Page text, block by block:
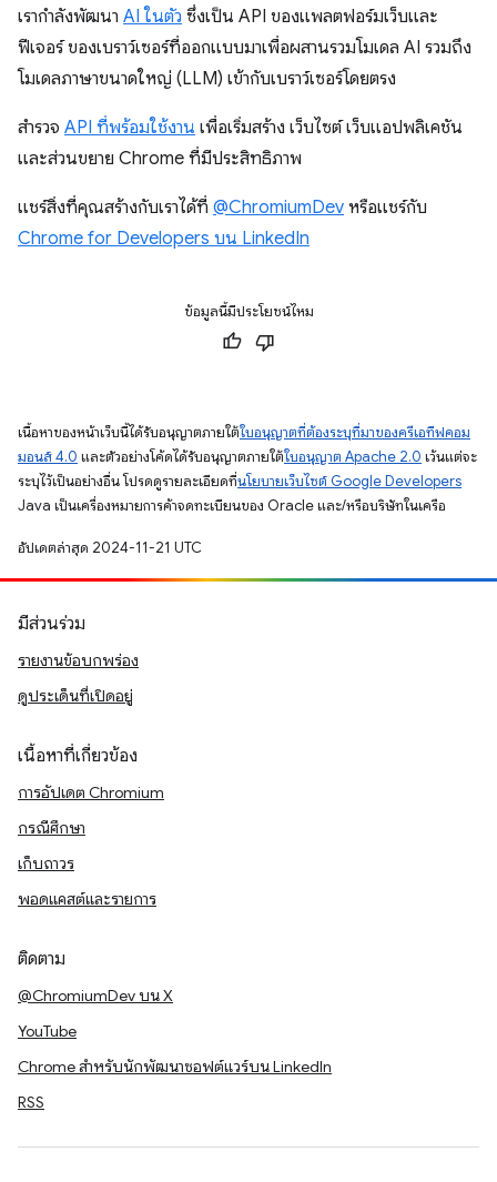
เรากำลังพัฒนา AI ในตัว ซึ่งเป็น API ของแพลตฟอร์มเว็บและ
ฟีเจอร์ ของเบราว์เซอร์ที่ออกแบบมาเพื่อผสานรวมโมเดล AI รวมถึง
โมเดลภาษาขนาดใหญ่ (LLM) เข้ากับเบราว์เซอร์โดยตรง
สำรวจ API ที่พร้อมใช้งาน เพื่อเริ่มสร้าง เว็บไซต์ เว็บแอปพลิเคชัน
และส่วนขยาย Chrome ที่มีประสิทธิภาพ
แชร์สิ่งที่คุณสร้างกับเราได้ที่ @ChromiumDev หรือแชร์กับ
Chrome for Developers บน LinkedIn
ข้อมูลนี้มีประโยชน์ไหม
เนื้อหาของหน้าเว็บนี้ได้รับอนุญาตภายใต้ใบอนุญาตที่ต้องระบุที่มาของครีเอทีฟคอม
มอนส์ 4.0 และตัวอย่างโค้ดได้รับอนุญาตภายใต้ใบอนุญาต Apache 2.0 เว้นแต่จะ
ระบุไว้เป็นอย่างอื่น โปรดดูรายละเอียดที่นโยบายเว็บไซต์ Google Developers
Java เป็นเครื่องหมายการค้าจดทะเบียนของ Oracle และ/หรือบริษัทในเครือ
อัปเดตล่าสุด 2024-11-21 UTC
มีส่วนร่วม
รายงานข้อบกพร่อง
ดูประเด็นที่เปิดอยู่
เนื้อหาที่เกี่ยวข้อง
การอัปเดต Chromium
กรณีศึกษา
เก็บถาวร
พอดแคสต์และรายการ
ติดตาม
@ChromiumDev บน X
YouTube
Chrome สำหรับนักพัฒนาซอฟต์แวร์บน LinkedIn
RSS